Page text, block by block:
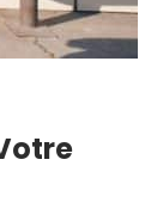
Faire Sa